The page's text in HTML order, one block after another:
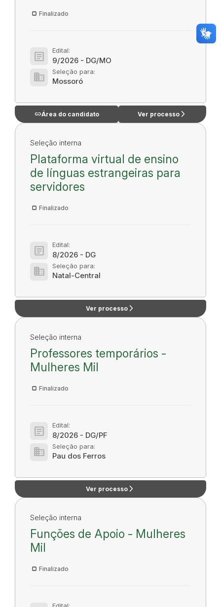
Finalizado
article Edital:
9/2026 - DG/MO
domain Seleção para:
Mossoró
linkÁrea do candidato Ver processo arrow_forward_ios
Seleção interna
Plataforma virtual de ensino
de línguas estrangeiras para
servidores
Finalizado
article Edital:
8/2026 - DG
domain Seleção para:
Natal-Central
Ver processo arrow_forward_ios
Seleção interna
Professores temporários -
Mulheres Mil
Finalizado
article Edital:
8/2026 - DG/PF
domain Seleção para:
Pau dos Ferros
Ver processo arrow_forward_ios
Seleção interna
Funções de Apoio - Mulheres
Mil
Finalizado